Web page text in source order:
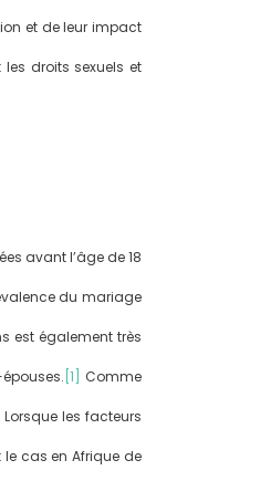
et de leur impact
droits sexuels et
avant l’âge de 18
du mariage
est également très
[1] Comme
les facteurs
le cas en Afrique de